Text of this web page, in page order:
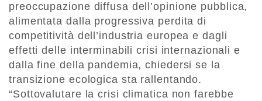
preoccupazione diffusa dell’opinione pubblica,
alimentata dalla progressiva perdita di
competitività dell’industria europea e dagli
effetti delle interminabili crisi internazionali e
dalla fine della pandemia, chiedersi se la
transizione ecologica sta rallentando.
“Sottovalutare la crisi climatica non farebbe